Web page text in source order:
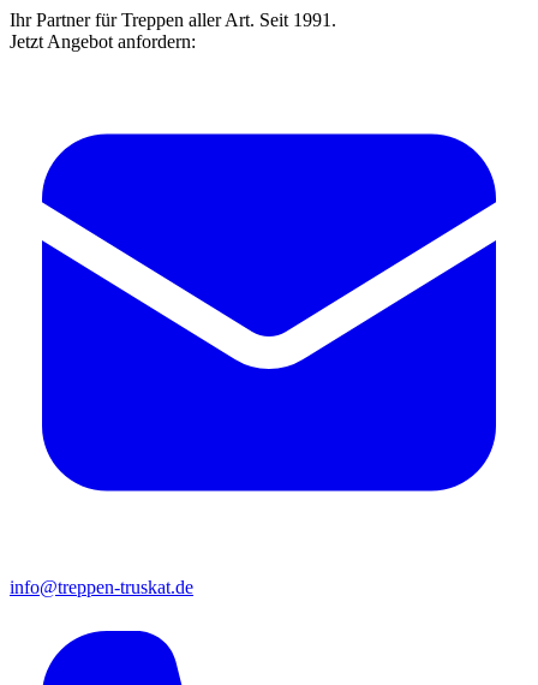
Ihr Partner für Treppen aller Art. Seit 1991.
Jetzt Angebot anfordern:
info@treppen-truskat.de